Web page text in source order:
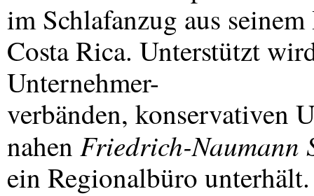
im Schlafanzug aus
Costa Rica. Unterstützt
Unternehmer-
verbänden, konservativen
nahen Friedrich-Naumann
ein Regionalbüro unterhält.